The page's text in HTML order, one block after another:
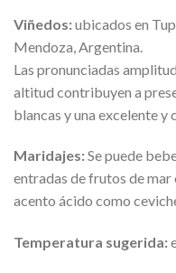
Viñedos:ubicados en
Mendoza, Argentina.
Las pronunciadas
altitud contribuyen a
blancas y una excelente y
Maridajes:Se puede
entradas de frutos de
acento ácido como
Temperatura sugerida: